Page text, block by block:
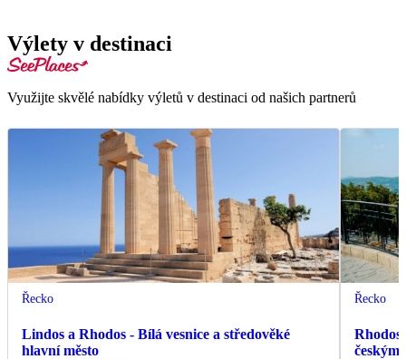
Výlety v destinaci
Využijte skvělé nabídky výletů v destinaci od našich partnerů
Řecko
Lindos a Rhodos - Bílá vesnice a středověké
hlavní město
Řecko
Rhodos
českým